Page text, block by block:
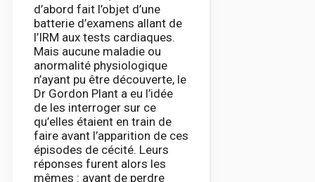
d’abord fait l’objet d’une
batterie d’examens allant de
l’IRM aux tests cardiaques.
Mais aucune maladie ou
anormalité physiologique
n’ayant pu être découverte, le
Dr Gordon Plant a eu l’idée
de les interroger sur ce
qu’elles étaient en train de
faire avant l’apparition de ces
épisodes de cécité. Leurs
réponses furent alors les
mêmes : avant de perdre